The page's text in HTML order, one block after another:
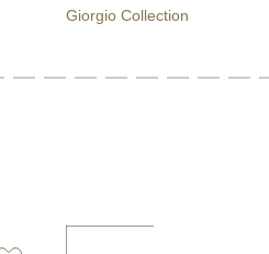
Giorgio Collection